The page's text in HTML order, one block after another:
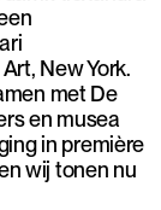
New York.
met De
en musea
in première
wij tonen nu